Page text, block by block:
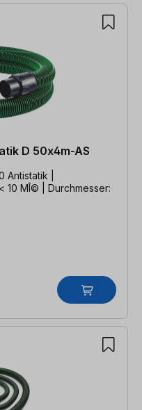
D 50x4m-AS
|
10 MÎ© | Durchmesser: